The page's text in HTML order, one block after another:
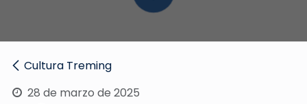
Cultura Treming
28 de marzo de 2025